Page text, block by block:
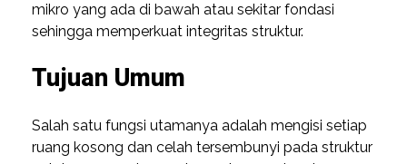
mikro yang ada di bawah atau sekitar fondasi
sehingga memperkuat integritas struktur.
Tujuan Umum
Salah satu fungsi utamanya adalah mengisi setiap
ruang kosong dan celah tersembunyi pada struktur